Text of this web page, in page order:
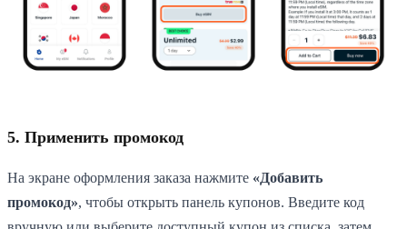
5. Применить промокод
На экране оформления заказа нажмите «Добавить
промокод», чтобы открыть панель купонов. Введите код